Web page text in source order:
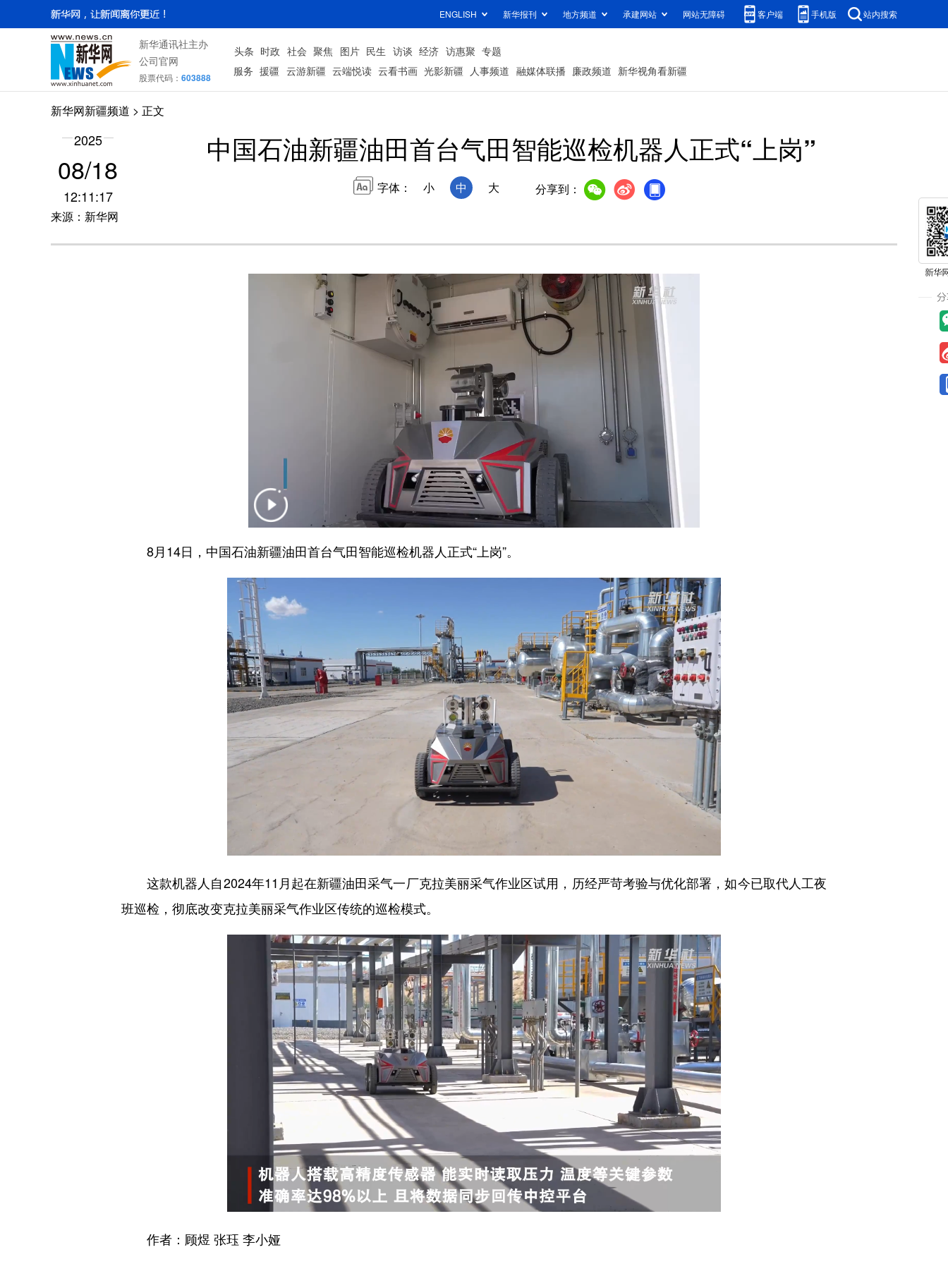
ENGLISH 新华报刊 地方频道 承建网站 网站无障碍 客户端 手机版 站内搜索
新华通讯社主办
公司官网
股票代码： 603888
头条 时政 社会 聚焦 图片 民生 访谈 经济 访惠聚 专题
服务 援疆 云游新疆 云端悦读 云看书画 光影新疆 人事频道 融媒体联播 廉政频道 新华视角看新疆
新华网新疆频道 > 正文
2025
08/18
12:11:17
来源：新华网
中国石油新疆油田首台气田智能巡检机器人正式“上岗”
字体： 小 中 大 分享到：
8月14日，中国石油新疆油田首台气田智能巡检机器人正式“上岗”。
这款机器人自2024年11月起在新疆油田采气一厂克拉美丽采气作业区试用，历经严苛考验与优化部署，如今已取代人工夜
班巡检，彻底改变克拉美丽采气作业区传统的巡检模式。
作者：顾煜 张珏 李小娅